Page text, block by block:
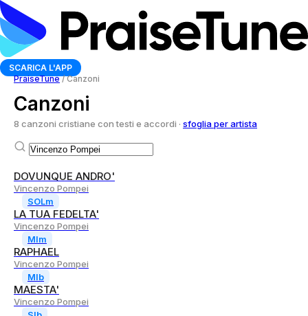
SCARICA L'APP
PraiseTune / Canzoni
Canzoni
8 canzoni cristiane con testi e accordi · sfoglia per artista
DOVUNQUE ANDRO'
Vincenzo Pompei
SOLm
LA TUA FEDELTA'
Vincenzo Pompei
MIm
RAPHAEL
Vincenzo Pompei
MIb
MAESTA'
Vincenzo Pompei